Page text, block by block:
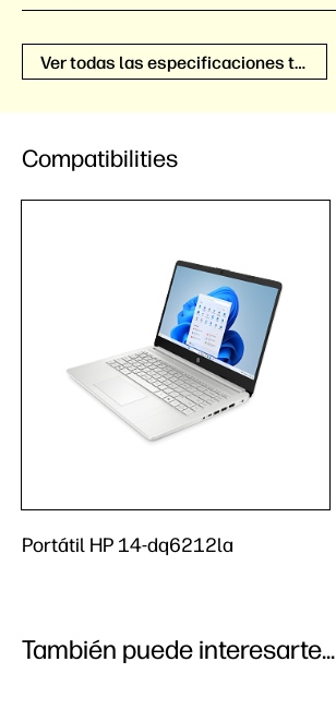
Ver todas las especificaciones técnicas
Compatibilities
Portátil HP 14-dq6212la
También puede interesarte...